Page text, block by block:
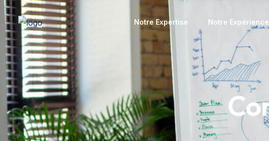
Notre Expertise Notre Expérience